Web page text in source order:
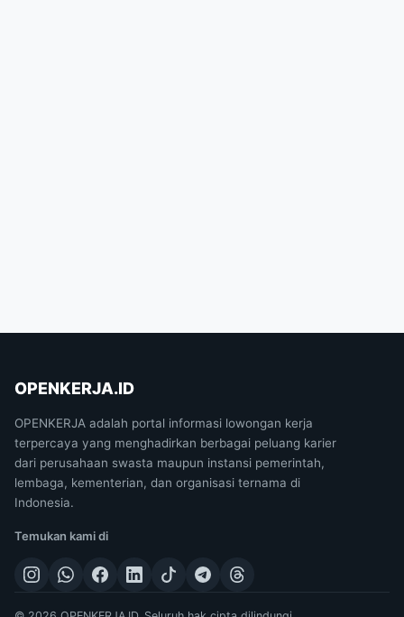
OPENKERJA.ID
OPENKERJA adalah portal informasi lowongan kerja
terpercaya yang menghadirkan berbagai peluang karier
dari perusahaan swasta maupun instansi pemerintah,
lembaga, kementerian, dan organisasi ternama di
Indonesia.
Temukan kami di